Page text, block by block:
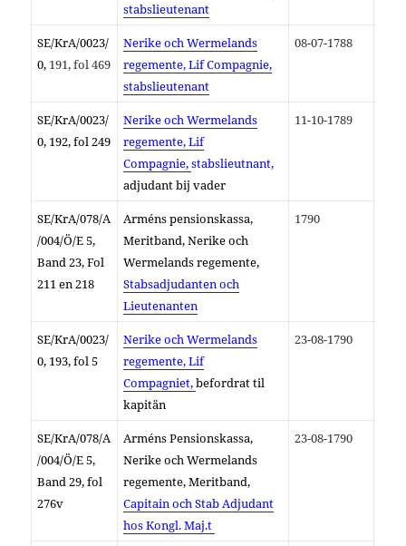
stabslieutenant
SE/KrA/0023/
0, 191, fol 469
Nerike och Wermelands
regemente, Lif Compagnie,
stabslieutenant
08-07-1788
SE/KrA/0023/
0, 192, fol 249
Nerike och Wermelands
regemente, Lif
Compagnie,stabslieutnant,
adjudant bij vader
11-10-1789
SE/KrA/078/A
/004/Ö/E 5,
Band 23, Fol
211 en 218
Arméns pensionskassa,
Meritband,Nerike och
Wermelands regemente,
Stabsadjudanten och
Lieutenanten
1790
SE/KrA/0023/
0, 193, fol 5
Nerike och Wermelands
regemente,Lif
Compagniet,befordrat til
kapitän
23-08-1790
SE/KrA/078/A
/004/Ö/E 5,
Band 29, fol
276v
Arméns Pensionskassa,
Nerike och Wermelands
regemente, Meritband,
Capitain och Stab Adjudant
hos Kongl. Maj.t
23-08-1790